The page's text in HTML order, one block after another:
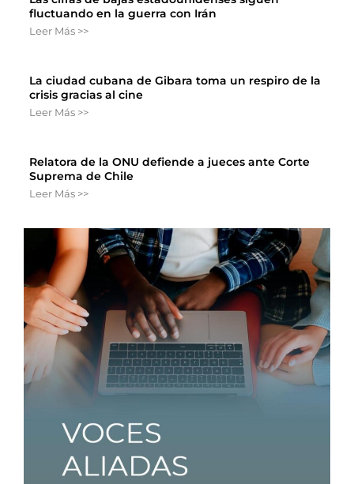
fluctuando en la guerra con Irán
Leer Más >>
La ciudad cubana de Gibara toma un respiro de la
crisis gracias al cine
Leer Más >>
Relatora de la ONU defiende a jueces ante Corte
Suprema de Chile
Leer Más >>